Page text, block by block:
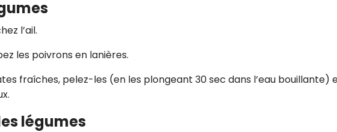
l’ail.
les poivrons en lanières.
fraîches, pelez-les (en les plongeant 30 sec dans l’eau bouillante)
légumes